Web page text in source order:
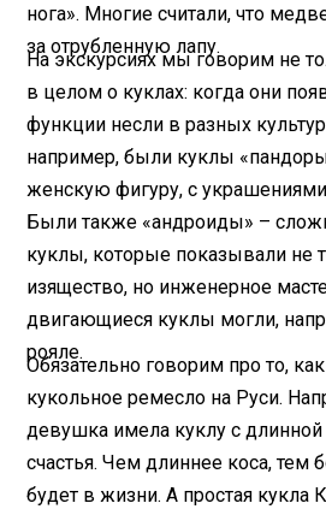
нога». Многие считали, что
за отрубленную лапу.
На экскурсиях мы говорим не
в целом о куклах: когда они
функции несли в разных
например, были куклы
женскую фигуру, с украшениями
Были также «андроиды» –
куклы, которые показывали не
изящество, но инженерное
двигающиеся куклы могли,
рояле.
Обязательно говорим про то,
кукольное ремесло на Руси.
девушка имела куклу с длинной
счастья. Чем длиннее коса, тем
будет в жизни. А простая кукла